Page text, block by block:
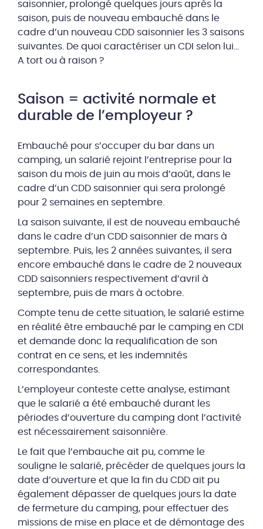
saisonnier, prolongé quelques jours après la
saison, puis de nouveau embauché dans le
cadre d’un nouveau CDD saisonnier les 3 saisons
suivantes. De quoi caractériser un CDI selon lui…
A tort ou à raison ?
Saison = activité normale et
durable de l’employeur ?
Embauché pour s’occuper du bar dans un
camping, un salarié rejoint l’entreprise pour la
saison du mois de juin au mois d’août, dans le
cadre d’un CDD saisonnier qui sera prolongé
pour 2 semaines en septembre.
La saison suivante, il est de nouveau embauché
dans le cadre d’un CDD saisonnier de mars à
septembre. Puis, les 2 années suivantes, il sera
encore embauché dans le cadre de 2 nouveaux
CDD saisonniers respectivement d’avril à
septembre, puis de mars à octobre.
Compte tenu de cette situation, le salarié estime
en réalité être embauché par le camping en CDI
et demande donc la requalification de son
contrat en ce sens, et les indemnités
correspondantes.
L’employeur conteste cette analyse, estimant
que le salarié a été embauché durant les
périodes d’ouverture du camping dont l’activité
est nécessairement saisonnière.
Le fait que l’embauche ait pu, comme le
souligne le salarié, précéder de quelques jours la
date d’ouverture et que la fin du CDD ait pu
également dépasser de quelques jours la date
de fermeture du camping, pour effectuer des
missions de mise en place et de démontage des